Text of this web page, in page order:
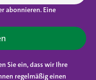
abonnieren. Eine
Sie ein, dass wir Ihre
regelmäßig einen